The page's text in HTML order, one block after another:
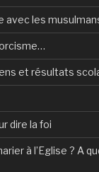
avec les
et résultats
dire la foi
à l’Eglise ? A